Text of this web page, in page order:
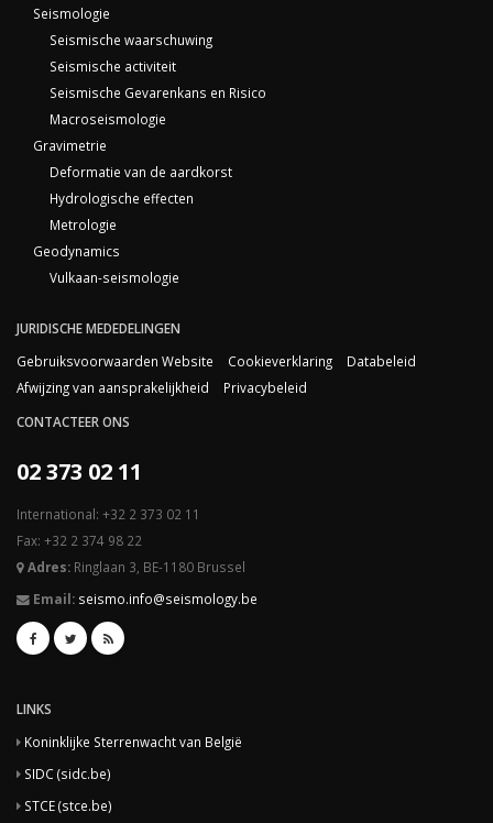
Seismologie
Seismische waarschuwing
Seismische activiteit
Seismische Gevarenkans en Risico
Macroseismologie
Gravimetrie
Deformatie van de aardkorst
Hydrologische effecten
Metrologie
Geodynamics
Vulkaan-seismologie
JURIDISCHE MEDEDELINGEN
Gebruiksvoorwaarden Website
Cookieverklaring
Databeleid
Afwijzing van aansprakelijkheid
Privacybeleid
CONTACTEER ONS
02 373 02 11
International: +32 2 373 02 11
Fax: +32 2 374 98 22
Adres: Ringlaan 3, BE-1180 Brussel
Email: seismo.info@seismology.be
LINKS
Koninklijke Sterrenwacht van België
SIDC (sidc.be)
STCE (stce.be)